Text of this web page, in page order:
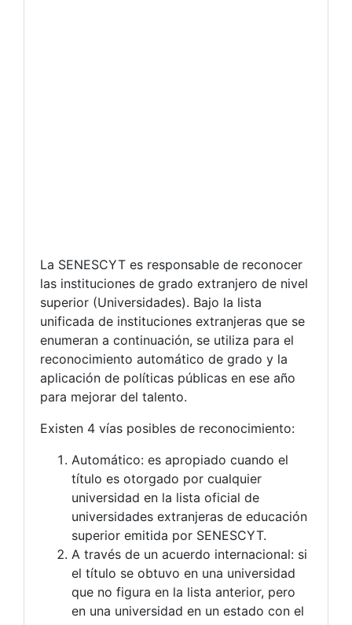
La SENESCYT es responsable de reconocer
las instituciones de grado extranjero de nivel
superior (Universidades). Bajo la lista
unificada de instituciones extranjeras que se
enumeran a continuación, se utiliza para el
reconocimiento automático de grado y la
aplicación de políticas públicas en ese año
para mejorar del talento.
Existen 4 vías posibles de reconocimiento:
Automático: es apropiado cuando el
título es otorgado por cualquier
universidad en la lista oficial de
universidades extranjeras de educación
superior emitida por SENESCYT.
A través de un acuerdo internacional: si
el título se obtuvo en una universidad
que no figura en la lista anterior, pero
en una universidad en un estado con el